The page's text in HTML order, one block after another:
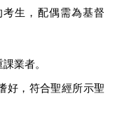
生，配偶需為基督
業者。
好，符合聖經所示聖